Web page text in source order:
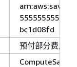
bc1d08fd
预付部分费用